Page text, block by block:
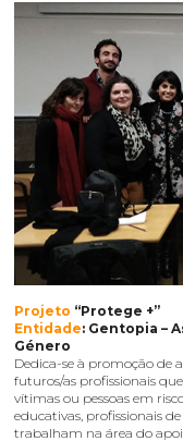
Projeto “Protege +”
Entidade: Gentopia –
Género
Dedica-se à promoção de
futuros/as profissionais
vítimas ou pessoas em
educativas, profissionais
trabalham na área do